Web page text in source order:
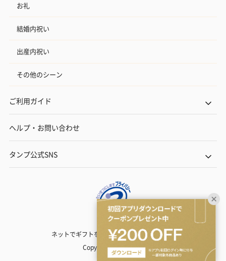
お礼
結婚内祝い
出産内祝い
その他のシーン
ご利用ガイド
ヘルプ・お問い合わせ
タンプ公式SNS
ネットでギフトを贈るなら | TANP（タンプ）
Copyright© TANP Inc.